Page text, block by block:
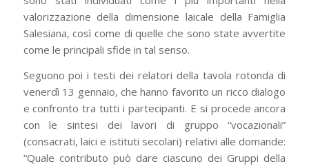
valorizzazione della dimensione laicale della Famiglia
Salesiana, così come di quelle che sono state avvertite
come le principali sfide in tal senso.
Seguono poi i testi dei relatori della tavola rotonda di
venerdì 13 gennaio, che hanno favorito un ricco dialogo
e confronto tra tutti i partecipanti. E si procede ancora
con le sintesi dei lavori di gruppo “vocazionali”
(consacrati, laici e istituti secolari) relativi alle domande:
“Quale contributo può dare ciascuno dei Gruppi della